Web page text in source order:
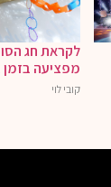
לקראת חג
מפציעה בזמן
קובי לוי